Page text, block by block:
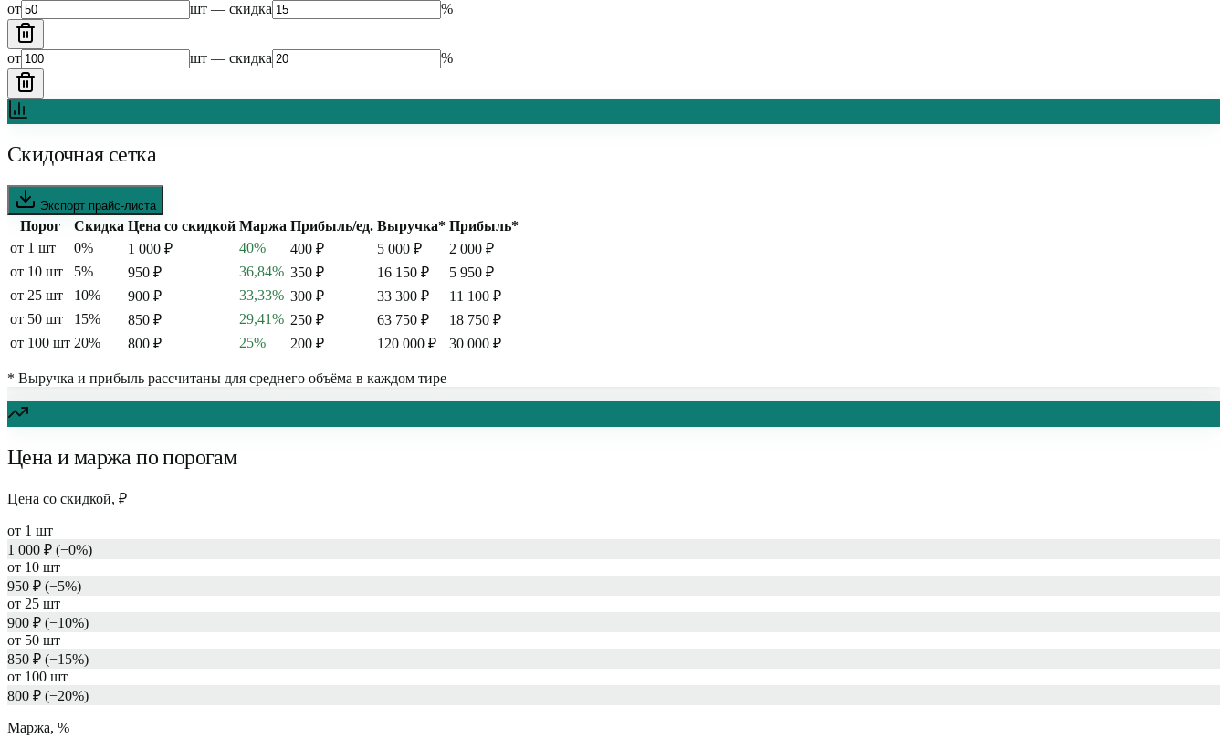
от шт — скидка %
от шт — скидка %
Скидочная сетка
Экспорт прайс-листа
Порог Скидка Цена со скидкой Маржа Прибыль/ед. Выручка* Прибыль*
от 1 шт 0% 1 000 ₽ 40% 400 ₽ 5 000 ₽ 2 000 ₽
от 10 шт 5% 950 ₽ 36,84% 350 ₽ 16 150 ₽ 5 950 ₽
от 25 шт 10% 900 ₽ 33,33% 300 ₽ 33 300 ₽ 11 100 ₽
от 50 шт 15% 850 ₽ 29,41% 250 ₽ 63 750 ₽ 18 750 ₽
от 100 шт 20% 800 ₽ 25% 200 ₽ 120 000 ₽ 30 000 ₽
* Выручка и прибыль рассчитаны для среднего объёма в каждом тире
Цена и маржа по порогам
Цена со скидкой, ₽
от 1 шт
1 000 ₽ (−0%)
от 10 шт
950 ₽ (−5%)
от 25 шт
900 ₽ (−10%)
от 50 шт
850 ₽ (−15%)
от 100 шт
800 ₽ (−20%)
Маржа, %